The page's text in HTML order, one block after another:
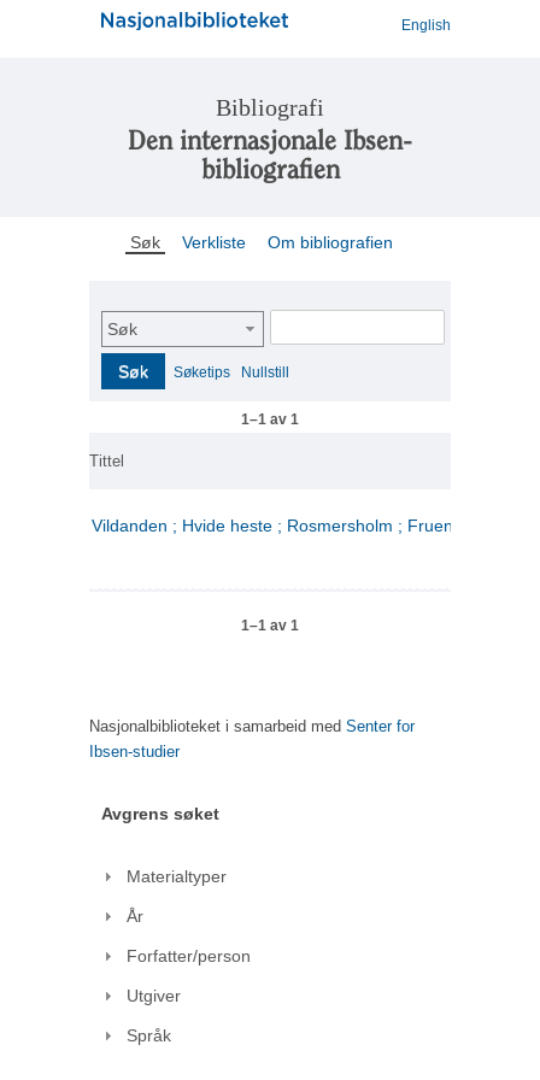
English
Bibliografi
Den internasjonale Ibsen-
bibliografien
Søk Verkliste Om bibliografien
Søk
Søk Søketips Nullstill
1–1 av 1
Tittel
Vildanden ; Hvide heste ; Rosmersholm ; Fruen fra havet
1–1 av 1
Nasjonalbiblioteket i samarbeid med Senter for
Ibsen-studier
Avgrens søket
Materialtyper
År
Forfatter/person
Utgiver
Språk